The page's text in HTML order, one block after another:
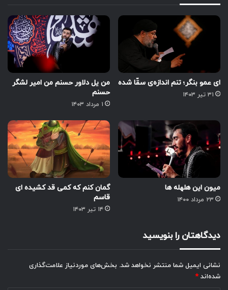
ای عمو بنگر؛ تنم اندازه‌ی سقّا شده
۳۱ تیر ۱۴۰۳
من یل دلاور حسنم من امیر لشگر
حسنم
۱ مرداد ۱۴۰۳
میون این هلهله ها
۲۳ مرداد ۱۴۰۰
گمان کنم که کمی قد کشیده ای
قاسم
۱۴ تیر ۱۴۰۳
دیدگاهتان را بنویسید
نشانی ایمیل شما منتشر نخواهد شد. بخش‌های موردنیاز علامت‌گذاری
شده‌اند *